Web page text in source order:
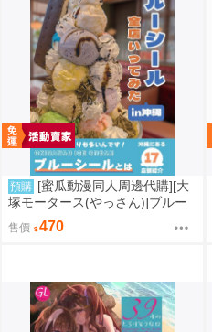
預購 [蜜瓜動漫同人周邊代購][大
塚モータース(やっさん)]ブルー
シール全店いってみたin沖縄(同
人誌)
售價 470